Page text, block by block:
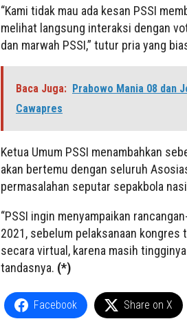
“Kami tidak mau ada kesan PSSI
melihat langsung interaksi dengan
dan marwah PSSI,” tutur pria yang
Baca Juga: Prabowo Mania 08 dan
Cawapres
Ketua Umum PSSI menambahkan
akan bertemu dengan seluruh
permasalahan seputar sepakbola
“PSSI ingin menyampaikan
2021, sebelum pelaksanaan kongres
secara virtual, karena masih
tandasnya. (*)
Facebook Share on X